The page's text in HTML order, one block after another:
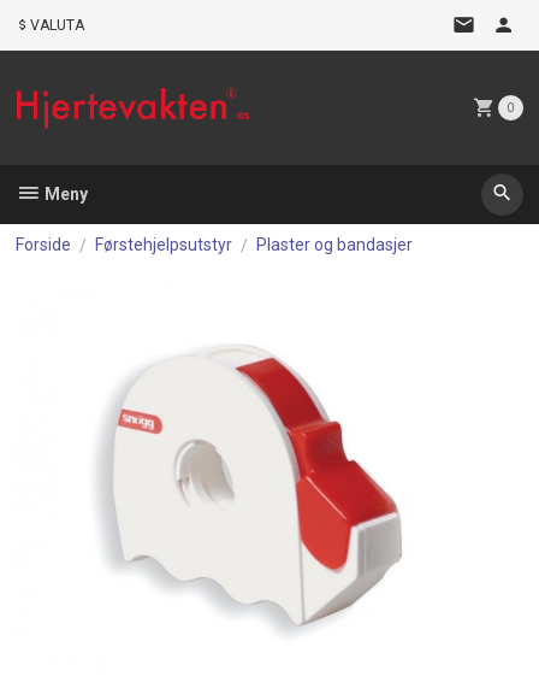
VALUTA
0
Meny
Forside Førstehjelpsutstyr Plaster og bandasjer